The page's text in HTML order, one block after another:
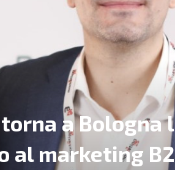
a Bologna
al marketing